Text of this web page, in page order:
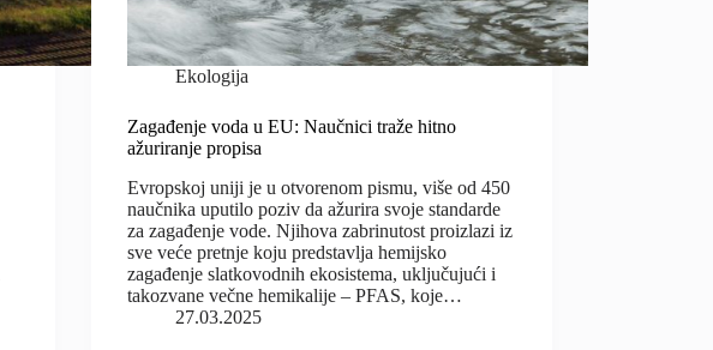
Ekologija
Zagađenje voda u EU: Naučnici traže hitno
ažuriranje propisa
Evropskoj uniji je u otvorenom pismu, više od 450
naučnika uputilo poziv da ažurira svoje standarde
za zagađenje vode. Njihova zabrinutost proizlazi iz
sve veće pretnje koju predstavlja hemijsko
zagađenje slatkovodnih ekosistema, uključujući i
takozvane večne hemikalije – PFAS, koje…
27.03.2025